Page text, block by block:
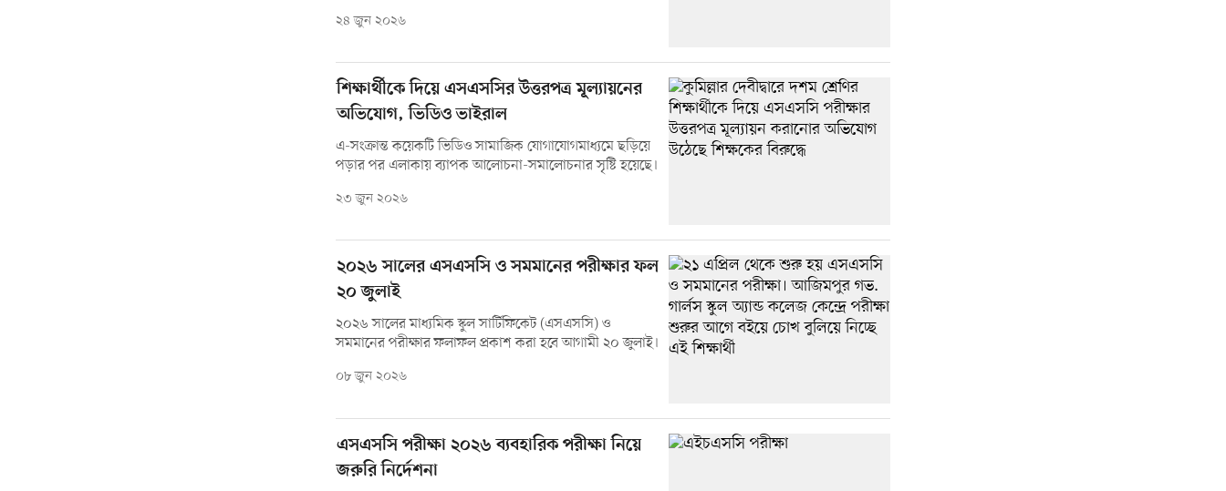
২৪ জুন ২০২৬
শিক্ষার্থীকে দিয়ে এসএসসির উত্তরপত্র মূল্যায়নের
অভিযোগ, ভিডিও ভাইরাল
এ-সংক্রান্ত কয়েকটি ভিডিও সামাজিক যোগাযোগমাধ্যমে ছড়িয়ে
পড়ার পর এলাকায় ব্যাপক আলোচনা-সমালোচনার সৃষ্টি হয়েছে।
২৩ জুন ২০২৬
২০২৬ সালের এসএসসি ও সমমানের পরীক্ষার ফল
২০ জুলাই
২০২৬ সালের মাধ্যমিক স্কুল সার্টিফিকেট (এসএসসি) ও
সমমানের পরীক্ষার ফলাফল প্রকাশ করা হবে আগামী ২০ জুলাই।
০৮ জুন ২০২৬
এসএসসি পরীক্ষা ২০২৬ ব্যবহারিক পরীক্ষা নিয়ে
জরুরি নির্দেশনা